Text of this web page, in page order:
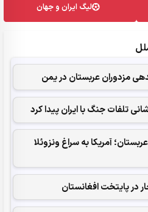
لیگ ایران و جهان
مزدوران عربستان در یمن
تلفات جنگ با ایران پیدا کرد
از عربستان؛ آمریکا به سراغ ونزوئلا
در پایتخت افغانستان